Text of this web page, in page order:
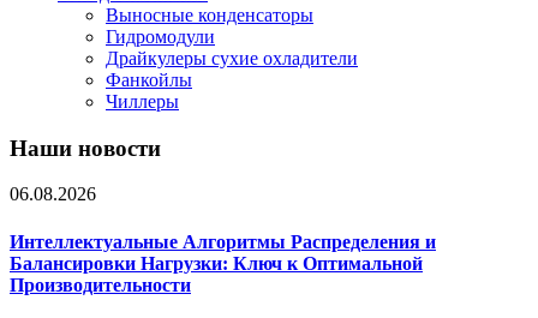
Выносные конденсаторы
Гидромодули
Драйкулеры сухие охладители
Фанкойлы
Чиллеры
Наши новости
06.08.2026
Интеллектуальные Алгоритмы Распределения и
Балансировки Нагрузки: Ключ к Оптимальной
Производительности